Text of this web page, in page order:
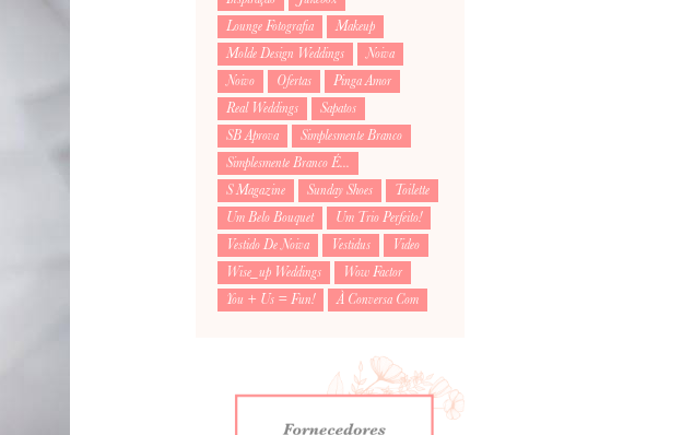
Lounge Fotografia
Makeup
Molde Design Weddings
Noiva
Noivo
Ofertas
Pinga Amor
Real Weddings
Sapatos
SB Aprova
Simplesmente Branco
Simplesmente Branco É...
S Magazine
Sunday Shoes
Toilette
Um Belo Bouquet
Um Trio Perfeito!
Vestido De Noiva
Vestidus
Video
Wise_up Weddings
Wow Factor
You + Us = Fun!
À Conversa Com